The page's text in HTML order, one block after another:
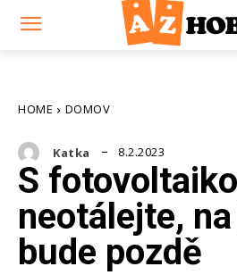
HOME DOMOV
Katka 8.2.2023
S
neotálejte,
bude pozdě